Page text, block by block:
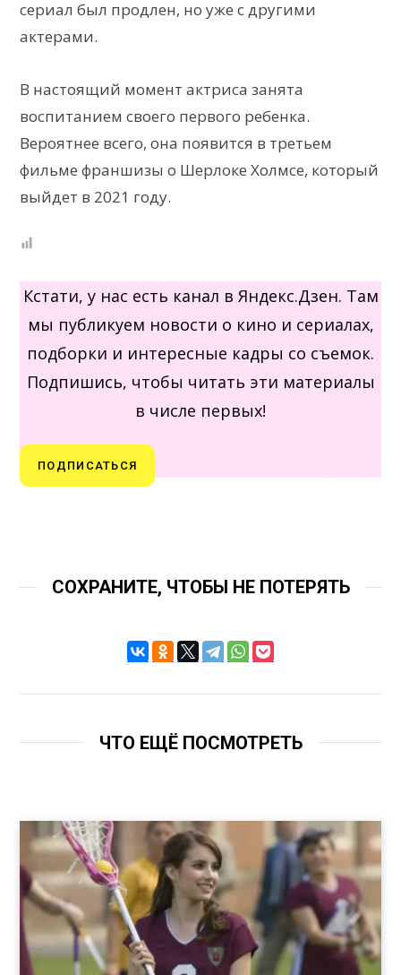
сериал был продлен, но уже с другими
актерами.
В настоящий момент актриса занята
воспитанием своего первого ребенка.
Вероятнее всего, она появится в третьем
фильме франшизы о Шерлоке Холмсе, который
выйдет в 2021 году.
Кстати, у нас есть канал в Яндекс.Дзен. Там
мы публикуем новости о кино и сериалах,
подборки и интересные кадры со съемок.
Подпишись, чтобы читать эти материалы
в числе первых!
ПОДПИСАТЬСЯ
СОХРАНИТЕ, ЧТОБЫ НЕ ПОТЕРЯТЬ
ЧТО ЕЩЁ ПОСМОТРЕТЬ